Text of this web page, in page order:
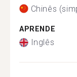
Chinês
APRENDE
Inglês